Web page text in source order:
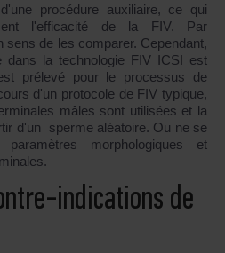
procédure auxiliaire, ce qui
l'efficacité de la FIV. Par
sens de les comparer. Cependant,
dans la technologie FIV ICSI est
prélevé pour le processus de
d'un protocole de FIV typique,
mâles sont utilisées et la
d'un sperme aléatoire. Ou ne se
morphologiques et
indications de